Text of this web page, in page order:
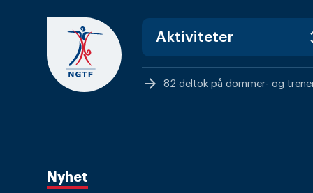
content
arrow_forward 82 deltok på dommer- og
Nyhet